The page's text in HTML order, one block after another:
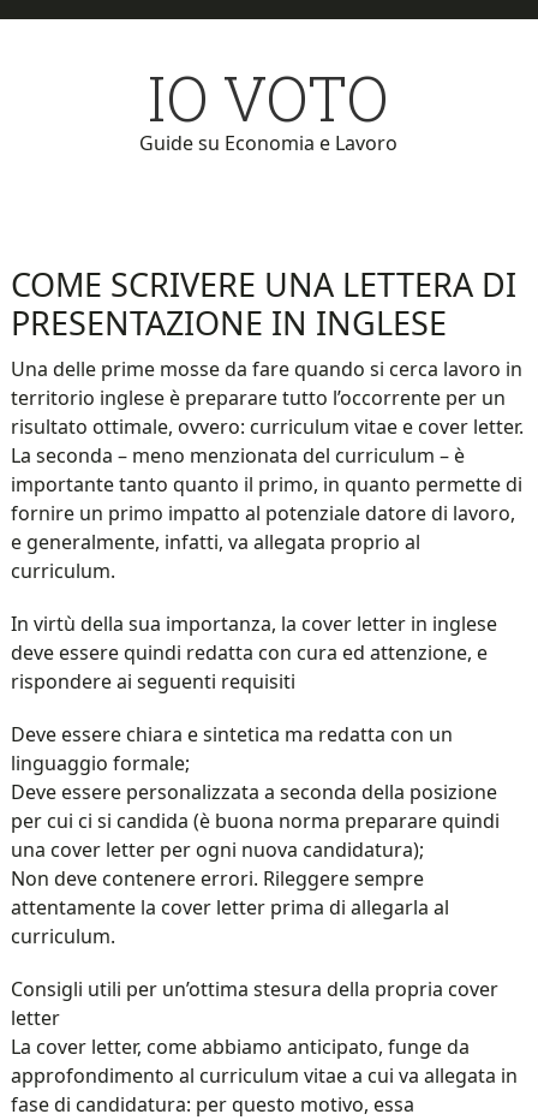
Skip
Skip
IO VOTO
Guide su Economia e Lavoro
COME SCRIVERE UNA LETTERA DI
PRESENTAZIONE IN INGLESE
Una delle prime mosse da fare quando si cerca lavoro in
territorio inglese è preparare tutto l’occorrente per un
risultato ottimale, ovvero: curriculum vitae e cover letter.
La seconda – meno menzionata del curriculum – è
importante tanto quanto il primo, in quanto permette di
fornire un primo impatto al potenziale datore di lavoro,
e generalmente, infatti, va allegata proprio al
curriculum.
In virtù della sua importanza, la cover letter in inglese
deve essere quindi redatta con cura ed attenzione, e
rispondere ai seguenti requisiti
Deve essere chiara e sintetica ma redatta con un
linguaggio formale;
Deve essere personalizzata a seconda della posizione
per cui ci si candida (è buona norma preparare quindi
una cover letter per ogni nuova candidatura);
Non deve contenere errori. Rileggere sempre
attentamente la cover letter prima di allegarla al
curriculum.
Consigli utili per un’ottima stesura della propria cover
letter
La cover letter, come abbiamo anticipato, funge da
approfondimento al curriculum vitae a cui va allegata in
fase di candidatura: per questo motivo, essa